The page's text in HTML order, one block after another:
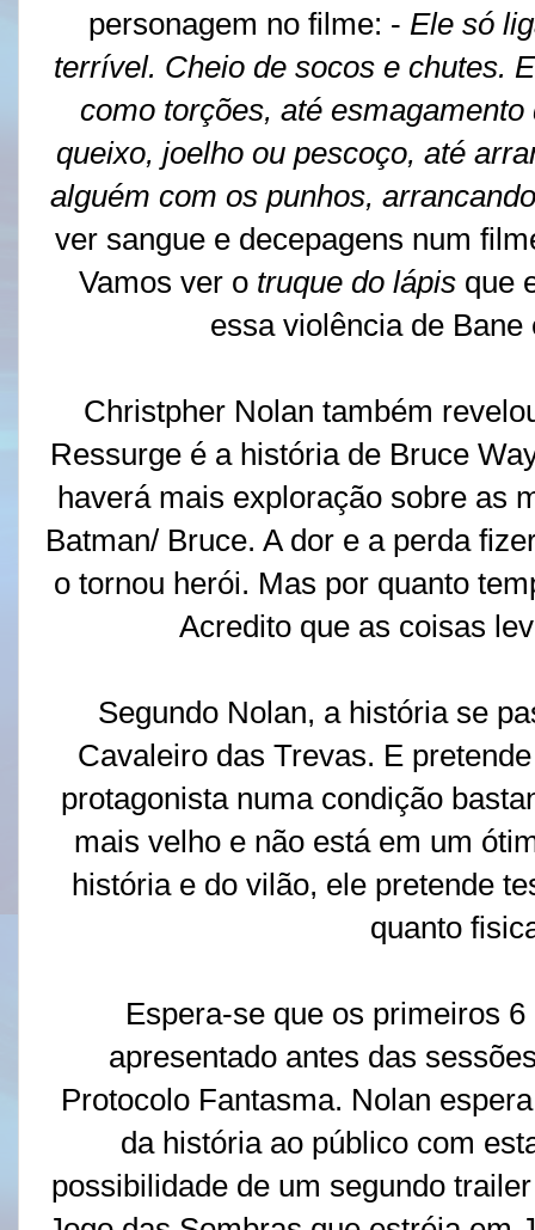
personagem no filme: - Ele só
terrível. Cheio de socos e chutes.
como torções, até
queixo, joelho ou pescoço, até
alguém com os punhos,
ver sangue e decepagens num
Vamos ver o truque do lápisque
essa violência de
Christpher Nolan também
Ressurge é a história de Bruce
haverá mais exploração sobre as
Batman/ Bruce. A dor e a perda
o tornou herói. Mas por quanto
Acredito que as coisas
Segundo Nolan, a história se
Cavaleiro das Trevas. E
protagonista numa condição
mais velho e não está em um
história e do vilão, ele pretende
quanto
Espera-se que os primeiros
apresentado antes das
Protocolo Fantasma. Nolan
da história ao público com
possibilidade de um segundo